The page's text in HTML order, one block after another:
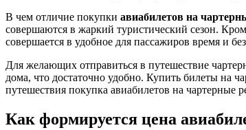
В чем отличие покупки авиабилетов на
совершаются в жаркий туристический сезон.
совершается в удобное для пассажиров время и
Для желающих отправиться в путешествие
дома, что достаточно удобно. Купить билеты на
путешествия покупка авиабилетов на
Как формируется цена